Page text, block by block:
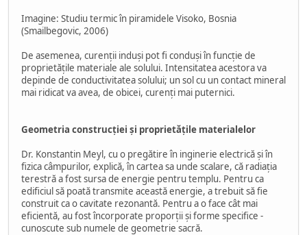
Imagine: Studiu termic în piramidele Visoko, Bosnia
(Smailbegovic, 2006)
De asemenea, curenții induși pot fi conduși în funcție de
proprietățile materiale ale solului. Intensitatea acestora va
depinde de conductivitatea solului; un sol cu un contact mineral
mai ridicat va avea, de obicei, curenți mai puternici.
Geometria construcției și proprietățile materialelor
Dr. Konstantin Meyl, cu o pregătire în inginerie electrică și în
fizica câmpurilor, explică, în cartea sa unde scalare, că radiația
terestră a fost sursa de energie pentru templu. Pentru ca
edificiul să poată transmite această energie, a trebuit să fie
construit ca o cavitate rezonantă. Pentru a o face cât mai
eficientă, au fost încorporate proporții și forme specifice -
cunoscute sub numele de geometrie sacră.